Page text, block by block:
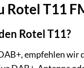
Rotel T11
Rotel T11?
empfehlen wir